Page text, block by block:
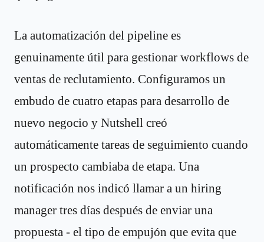
La automatización del pipeline es
genuinamente útil para gestionar workflows de
ventas de reclutamiento. Configuramos un
embudo de cuatro etapas para desarrollo de
nuevo negocio y Nutshell creó
automáticamente tareas de seguimiento cuando
un prospecto cambiaba de etapa. Una
notificación nos indicó llamar a un hiring
manager tres días después de enviar una
propuesta - el tipo de empujón que evita que